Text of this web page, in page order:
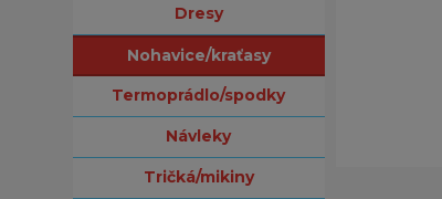
dresy
nohavice/kraťasy
termoprádlo/spodky
návleky
tričká/mikiny